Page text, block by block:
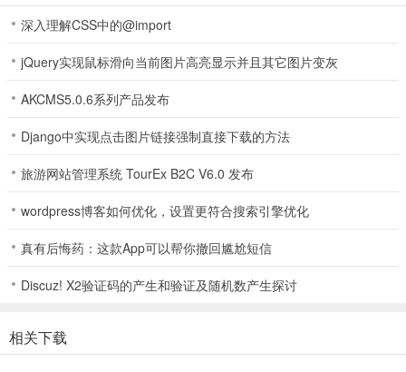
深入理解CSS中的@import
jQuery实现鼠标滑向当前图片高亮显示并且其它图片变灰
AKCMS5.0.6系列产品发布
Django中实现点击图片链接强制直接下载的方法
旅游网站管理系统 TourEx B2C V6.0 发布
wordpress博客如何优化，设置更符合搜索引擎优化
真有后悔药：这款App可以帮你撤回尴尬短信
Discuz! X2验证码的产生和验证及随机数产生探讨
相关下载